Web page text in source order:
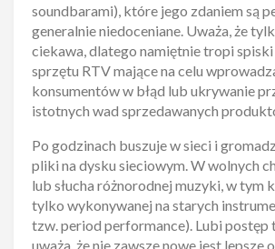
soundbarami), które jego zdaniem są
generalnie niedoceniane. Uważa, że
ciekawa, dlatego namiętnie tropi
sprzętu RTV mające na celu
konsumentów w błąd lub ukrywanie
istotnych wad sprzedawanych
Po godzinach buszuje w sieci i
pliki na dysku sieciowym. W wolnych
lub słucha różnorodnej muzyki, w tym
tylko wykonywanej na starych
tzw. period performance). Lubi postęp
uważa, że nie zawsze nowe jest lepsze